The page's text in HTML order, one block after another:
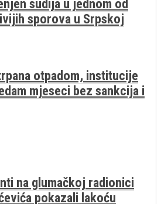
sudija u jednom od
sporova u Srpskoj
otpadom, institucije
mjeseci bez sankcija i
na glumačkoj radionici
pokazali lakoću